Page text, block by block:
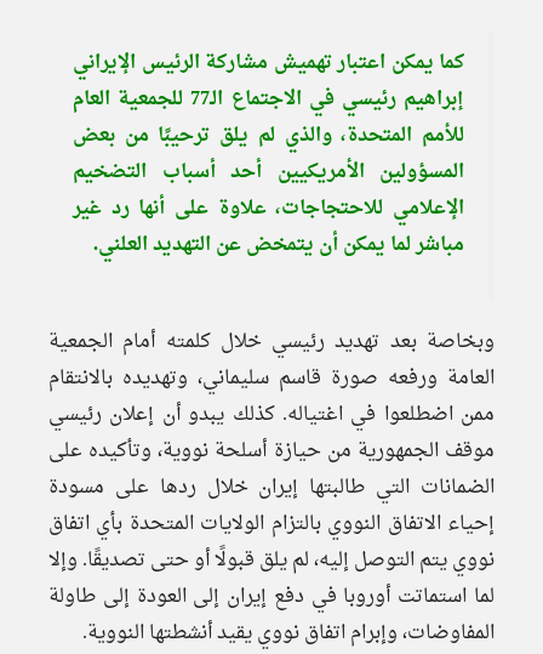
كما يمكن اعتبار تهميش مشاركة الرئيس الإيراني
إبراهيم رئيسي في الاجتماع الـ77 للجمعية العام
للأمم المتحدة، والذي لم يلق ترحيبًا من بعض
المسؤولين الأمريكيين أحد أسباب التضخيم
الإعلامي للاحتجاجات، علاوة على أنها رد غير
مباشر لما يمكن أن يتمخض عن التهديد العلني.
وبخاصة بعد تهديد رئيسي خلال كلمته أمام الجمعية
العامة ورفعه صورة قاسم سليماني، وتهديده بالانتقام
ممن اضطلعوا في اغتياله. كذلك يبدو أن إعلان رئيسي
موقف الجمهورية من حيازة أسلحة نووية، وتأكيده على
الضمانات التي طالبتها إيران خلال ردها على مسودة
إحياء الاتفاق النووي بالتزام الولايات المتحدة بأي اتفاق
نووي يتم التوصل إليه، لم يلق قبولًا أو حتى تصديقًا. وإلا
لما استماتت أوروبا في دفع إيران إلى العودة إلى طاولة
المفاوضات، وإبرام اتفاق نووي يقيد أنشطتها النووية.